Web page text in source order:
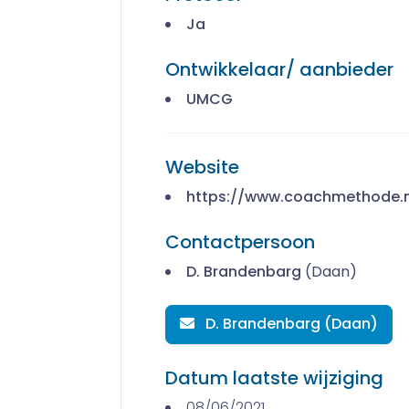
Ja
Ontwikkelaar/ aanbieder
UMCG
Website
https://
Contactpersoon
D. Brandenbarg (Daan)
D. Brandenbarg (Daan)
Datum laatste wijziging